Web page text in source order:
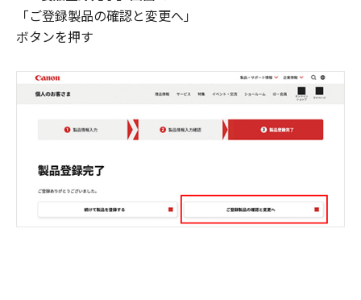
「ご登録製品の確認と変更へ」
ボタンを押す